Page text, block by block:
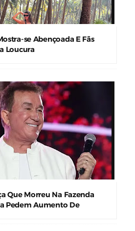
se Abençoada E Fãs
Loucura
Que Morreu Na Fazenda
Pedem Aumento De